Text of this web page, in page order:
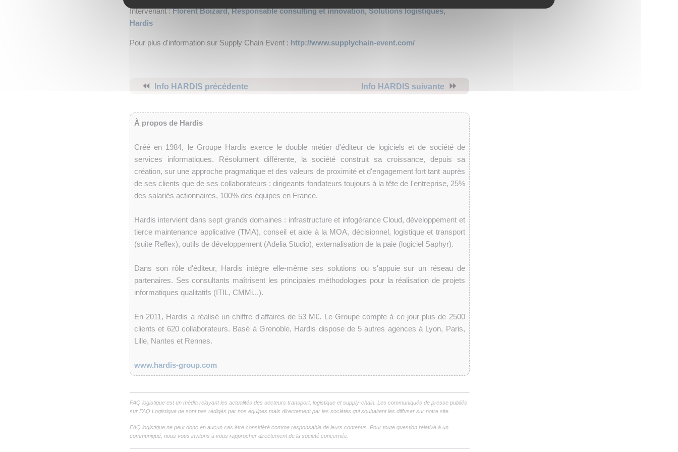
Intervenant :Florent Boizard, Responsable consulting et innovation, Solutions logistiques,
Hardis
Pour plus d'information sur Supply Chain Event : http://www.supplychain-event.com/
⏪ Info HARDIS précédente Info HARDIS suivante ⏩
À propos de Hardis
Créé en 1984, le Groupe Hardis exerce le double métier d'éditeur de logiciels et de société de
services informatiques. Résolument différente, la société construit sa croissance, depuis sa
création, sur une approche pragmatique et des valeurs de proximité et d'engagement fort tant auprès
de ses clients que de ses collaborateurs : dirigeants fondateurs toujours à la tête de l'entreprise, 25%
des salariés actionnaires, 100% des équipes en France.
Hardis intervient dans sept grands domaines : infrastructure et infogérance Cloud, développement et
tierce maintenance applicative (TMA), conseil et aide à la MOA, décisionnel, logistique et transport
(suite Reflex), outils de développement (Adelia Studio), externalisation de la paie (logiciel Saphyr).
Dans son rôle d'éditeur, Hardis intègre elle-même ses solutions ou s'appuie sur un réseau de
partenaires. Ses consultants maîtrisent les principales méthodologies pour la réalisation de projets
informatiques qualitatifs (ITIL, CMMi...).
En 2011, Hardis a réalisé un chiffre d'affaires de 53 M€. Le Groupe compte à ce jour plus de 2500
clients et 620 collaborateurs. Basé à Grenoble, Hardis dispose de 5 autres agences à Lyon, Paris,
Lille, Nantes et Rennes.
www.hardis-group.com
FAQ logistique est un média relayant les actualités des secteurs transport, logistique et supply-chain. Les communiqués de presse publiés
sur FAQ Logistique ne sont pas rédigés par nos équipes mais directement par les sociétés qui souhaitent les diffuser sur notre site.
FAQ logistique ne peut donc en aucun cas être considéré comme responsable de leurs contenus. Pour toute question relative à un
communiqué, nous vous invitons à vous rapprocher directement de la société concernée.